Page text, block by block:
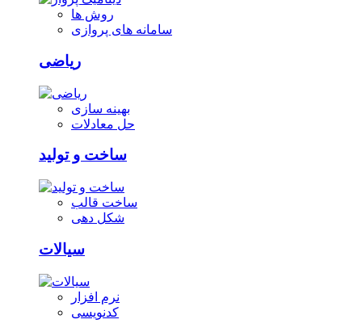
روش ها
سامانه های پروازی
ریاضی
بهینه سازی
حل معادلات
ساخت و تولید
ساخت قالب
شکل دهی
سیالات
نرم افزار
کدنویسی